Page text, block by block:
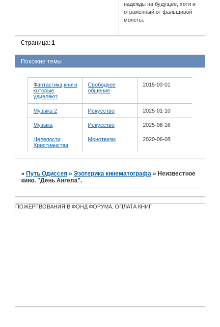
надежды на будущее, хотя и
отраженный от фальшивой
монеты.
Страница:1
Похожие темы
Фантастика,книги
которые
удивляют.
Свободное
общение
2015-03-01
Музыка 2 Искусство 2025-01-10
Музыка Искусство 2025-08-16
Нелепости
Христианства
Монотеизм 2020-06-08
»Путь Одиссея »Эзотерика кинематографа »Неизвестное
кино. "День Ангела".
ПОЖЕРТВОВАНИЯ В ФОНД ФОРУМА. ОПЛАТА КНИГ